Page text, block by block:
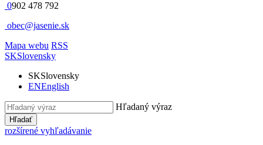
0902 478 792
obec@jasenie.sk
Mapa webu RSS
SKSlovensky
SKSlovensky
ENEnglish
Hľadaný výraz
Hľadať
rozšírené vyhľadávanie